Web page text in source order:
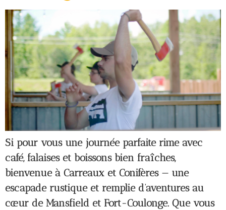
Si pour vous une journée parfaite rime avec
café, falaises et boissons bien fraîches,
bienvenue à Carreaux et Conifères — une
escapade rustique et remplie d’aventures au
cœur de Mansfield et Fort-Coulonge. Que vous